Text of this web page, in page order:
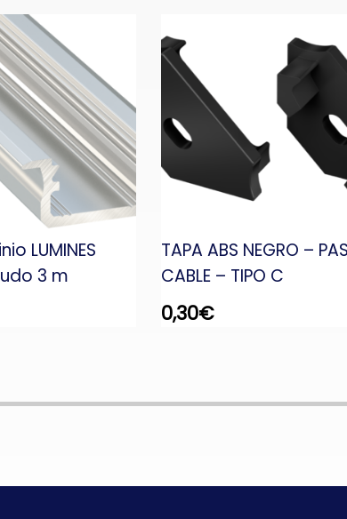
LUMINES
3 m
TAPA ABS NEGRO –
CABLE – TIPO C
0,30€